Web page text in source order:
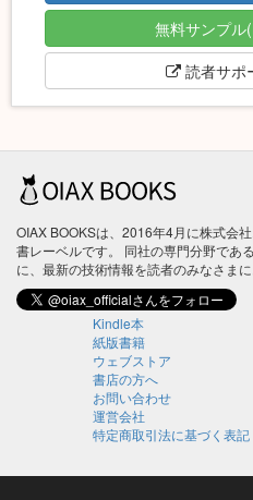
無料サンプル
読者サポ
OIAX BOOKSは、2016年4月に株式会
書レーベルです。 同社の専門分野であ
に、最新の技術情報を読者のみなさまに
Kindle本
紙版書籍
ウェブストア
書店の方へ
お問い合わせ
運営会社
特定商取引法に基づく表記